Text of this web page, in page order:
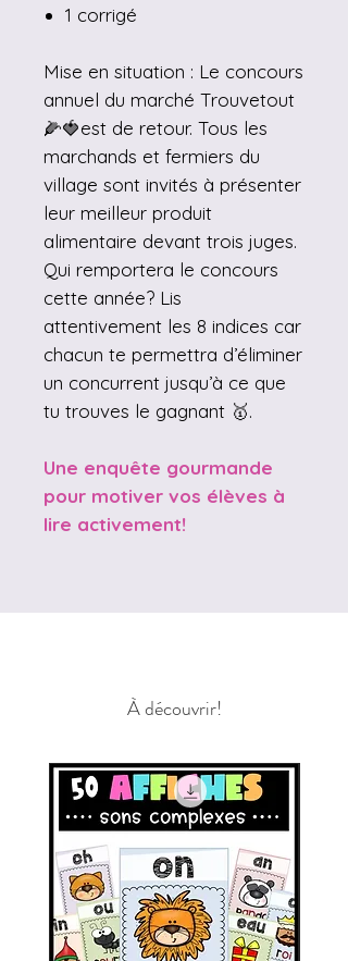
1 corrigé
Mise en situation : Le concours
annuel du marché Trouvetout
🌽🍓est de retour. Tous les
marchands et fermiers du
village sont invités à présenter
leur meilleur produit
alimentaire devant trois juges.
Qui remportera le concours
cette année? Lis
attentivement les 8 indices car
chacun te permettra d’éliminer
un concurrent jusqu’à ce que
tu trouves le gagnant 🥇.
Une enquête gourmande
pour motiver vos élèves à
lire activement!
À découvrir!